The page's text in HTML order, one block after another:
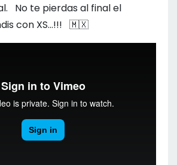
No te pierdas al final el
con XS...!!! 🇲🇽